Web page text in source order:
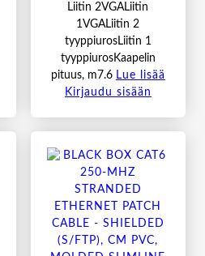
Liitin 2VGALiitin
1VGALiitin 2
tyyppiurosLiitin 1
tyyppiurosKaapelin
pituus, m7.6 Lue lisää
Kirjaudu sisään